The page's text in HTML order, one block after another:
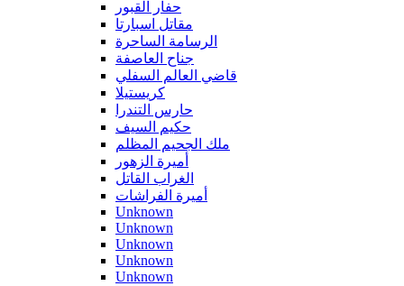
حفار القبور
مقاتل اسبارتا
الرسامة الساحرة
جناح العاصفة
قاضي العالم السفلي
كريستيلا
حارس التندرا
حكيم السيف
ملك الجحيم المظلم
أميرة الزهور
الغراب القاتل
أميرة الفراشات
Unknown
Unknown
Unknown
Unknown
Unknown